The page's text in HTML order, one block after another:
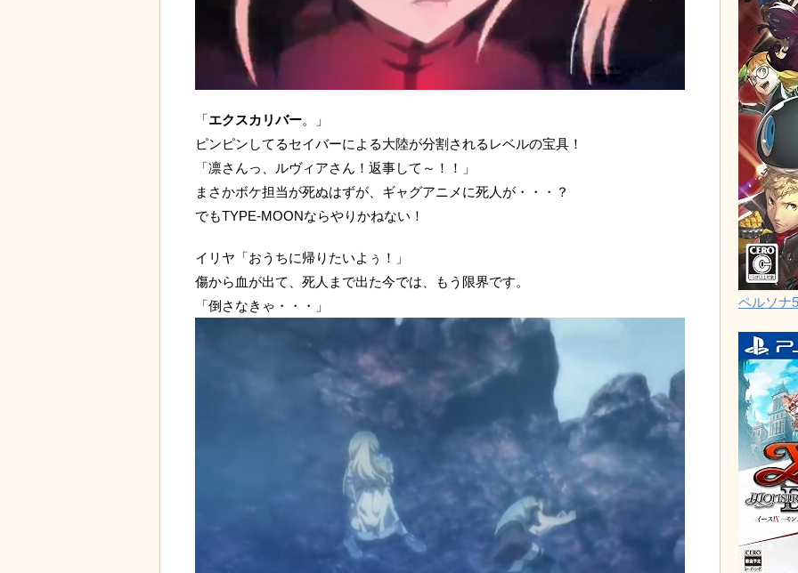
「エクスカリバー。」
ピンピンしてるセイバーによる大陸が分割されるレベルの宝具！
「凛さんっ、ルヴィアさん！返事して～！！」
まさかボケ担当が死ぬはずが、ギャグアニメに死人が・・・？
でもTYPE-MOONならやりかねない！
イリヤ「おうちに帰りたいよぅ！」
傷から血が出て、死人まで出た今では、もう限界です。
「倒さなきゃ・・・」
ペルソナ